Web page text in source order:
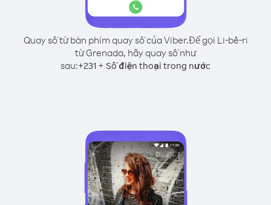
Quay số từ bàn phím quay số của Viber.Để gọi Li-bê-ri
từ Grenada, hãy quay số như
sau:+231 + Số điện thoại trong nước